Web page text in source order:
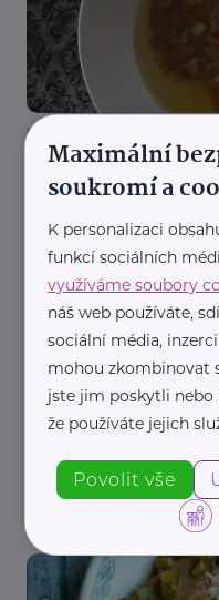
Redakce eMaminy.cz
Hovězí vývar
Redakce eMaminy.cz
masem
Maximální
soukromí a
K personalizaci
funkcí sociálních
využíváme soubory
náš web používáte,
sociální média,
mohou zkombinovat
jste jim poskytli nebo
že používáte jejich
Povolit vše